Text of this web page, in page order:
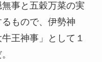
事と五穀万菜の実
もので、伊勢神
王神事」として１